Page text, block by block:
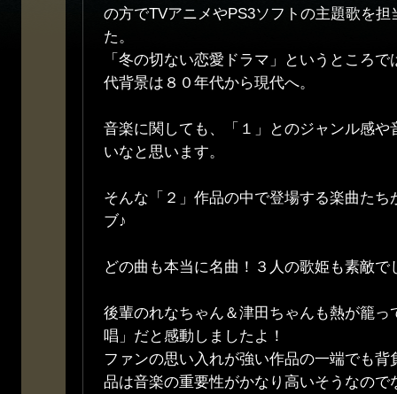
の方でTVアニメやPS3ソフトの主題歌を
た。
「冬の切ない恋愛ドラマ」というところ
代背景は８０年代から現代へ。
音楽に関しても、「１」とのジャンル感や
いなと思います。
そんな「２」作品の中で登場する楽曲たち
ブ♪
どの曲も本当に名曲！３人の歌姫も素敵
後輩のれなちゃん＆津田ちゃんも熱が籠っ
唱」だと感動しましたよ！
ファンの思い入れが強い作品の一端でも背
品は音楽の重要性がかなり高いそうなので